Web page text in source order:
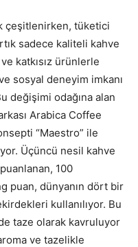
çeşitlenirken, tüketici
sadece kaliteli kahve
katkısız ürünlerle
sosyal deneyim imkanı
değişimi odağına alan
Arabica Coffee
“Maestro” ile
Üçüncü nesil kahve
100
puan, dünyanın dört bir
kullanılıyor. Bu
taze olarak kavruluyor
ve tazelikle